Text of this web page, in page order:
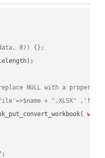
8)) {};
NULL with a proper
+ ".XLSX"